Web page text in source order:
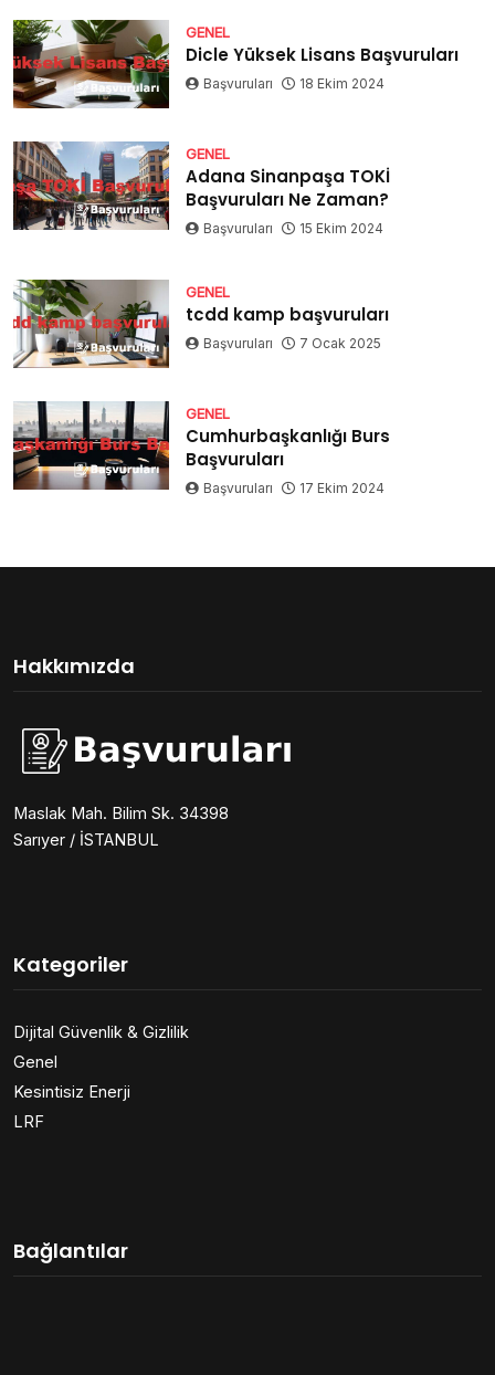
GENEL
Dicle Yüksek Lisans Başvuruları
Başvuruları 18 Ekim 2024
GENEL
Adana Sinanpaşa TOKİ
Başvuruları Ne Zaman?
Başvuruları 15 Ekim 2024
GENEL
tcdd kamp başvuruları
Başvuruları 7 Ocak 2025
GENEL
Cumhurbaşkanlığı Burs
Başvuruları
Başvuruları 17 Ekim 2024
Hakkımızda
Maslak Mah. Bilim Sk. 34398
Sarıyer / İSTANBUL
Kategoriler
Dijital Güvenlik & Gizlilik
Genel
Kesintisiz Enerji
LRF
Bağlantılar